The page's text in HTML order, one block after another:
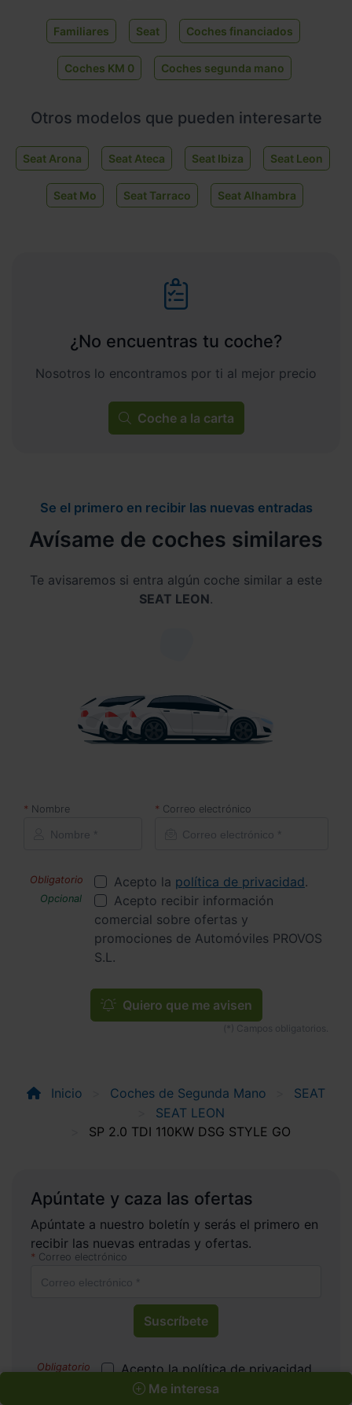
Familiares Seat Coches financiados
Coches KM 0 Coches segunda mano
Otros modelos que pueden interesarte
Seat Arona Seat Ateca Seat Ibiza Seat Leon
Seat Mo Seat Tarraco Seat Alhambra
¿No encuentras tu coche?
Nosotros lo encontramos por ti al mejor precio
Coche a la carta
Se el primero en recibir las nuevas entradas
Avísame de coches similares
Te avisaremos si entra algún coche similar a este
SEAT LEON.
Nombre Correo electrónico
Acepto la política de privacidad.
Acepto recibir información
comercial sobre ofertas y
promociones de Automóviles PROVOS
S.L.
Quiero que me avisen
Me interesa
Inicio Coches de Segunda Mano
SEAT
SEAT LEON
SP 2.0 TDI 110KW DSG STYLE GO
Apúntate y caza las ofertas
Apúntate a nuestro boletín y serás el primero en
recibir las nuevas entradas y ofertas.
Correo electrónico
Suscríbete
Acepto lapolítica de privacidad.
Acepto recibir información